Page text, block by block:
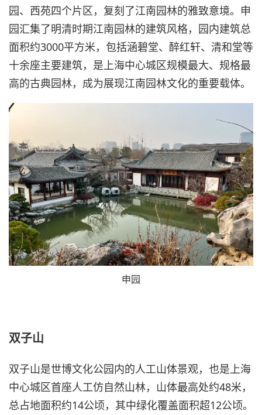
园、西苑四个片区，复刻了江南园林的雅致意境。申
园汇集了明清时期江南园林的建筑风格，园内建筑总
面积约3000平方米，包括涵碧堂、醉红轩、清和堂等
十余座主要建筑，是上海中心城区规模最大、规格最
高的古典园林，成为展现江南园林文化的重要载体。
申园
双子山
双子山是世博文化公园内的人工山体景观，也是上海
中心城区首座人工仿自然山林，山体最高处约48米，
总占地面积约14公顷，其中绿化覆盖面积超12公顷。